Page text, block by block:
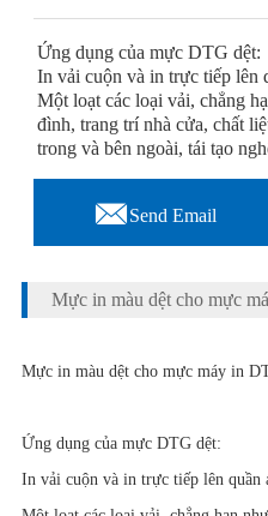
Ứng dụng của mực DTG dệt:
In vải cuộn và in trực tiếp lên
Một loạt các loại vải, chẳng
đình, trang trí nhà cửa, chất
trong và bên ngoài, tái tạo
Send Email
Mực in màu dệt cho mực
Mực in màu dệt cho mực máy in
Ứng dụng của mực DTG dệt:
In vải cuộn và in trực tiếp lên quần